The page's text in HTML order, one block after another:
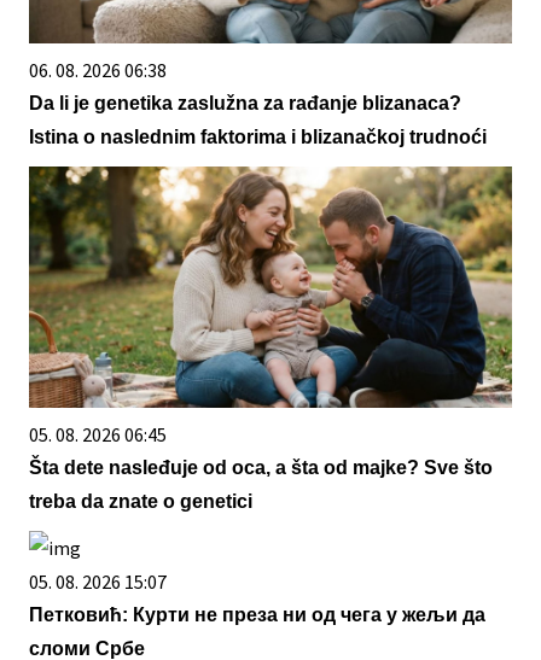
06. 08. 2026 06:38
Da li je genetika zaslužna za rađanje blizanaca?
Istina o naslednim faktorima i blizanačkoj trudnoći
05. 08. 2026 06:45
Šta dete nasleđuje od oca, a šta od majke? Sve što
treba da znate o genetici
05. 08. 2026 15:07
Петковић: Курти не преза ни од чега у жељи да
сломи Србе